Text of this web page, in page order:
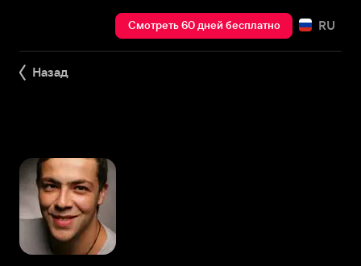
Смотреть 60 дней бесплатно RU
Назад